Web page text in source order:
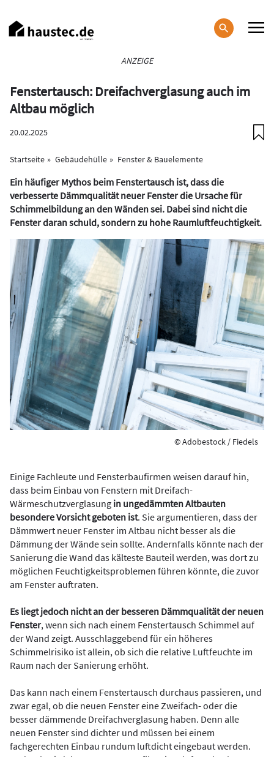
zum
Inhalt
ANZEIGE
Fenstertausch: Dreifachverglasung auch im
Altbau möglich
20.02.2025
Startseite Gebäudehülle Fenster & Bauelemente
Ein häufiger Mythos beim Fenstertausch ist, dass die
verbesserte Dämmqualität neuer Fenster die Ursache für
Schimmelbildung an den Wänden sei. Dabei sind nicht die
Fenster daran schuld, sondern zu hohe Raumluftfeuchtigkeit.
© Adobestock / Fiedels
Einige Fachleute und Fensterbaufirmen weisen darauf hin,
dass beim Einbau von Fenstern mit Dreifach-
Wärmeschutzverglasung in ungedämmten Altbauten
besondere Vorsicht geboten ist. Sie argumentieren, dass der
Dämmwert neuer Fenster im Altbau nicht besser als die
Dämmung der Wände sein sollte. Andernfalls könnte nach der
Sanierung die Wand das kälteste Bauteil werden, was dort zu
möglichen Feuchtigkeitsproblemen führen könnte, die zuvor
am Fenster auftraten.
Es liegt jedoch nicht an der besseren Dämmqualität der neuen
Fenster, wenn sich nach einem Fenstertausch Schimmel auf
der Wand zeigt. Ausschlaggebend für ein höheres
Schimmelrisiko ist allein, ob sich die relative Luftfeuchte im
Raum nach der Sanierung erhöht.
Das kann nach einem Fenstertausch durchaus passieren, und
zwar egal, ob die neuen Fenster eine Zweifach- oder die
besser dämmende Dreifachverglasung haben. Denn alle
neuen Fenster sind dichter und müssen bei einem
fachgerechten Einbau rundum luftdicht eingebaut werden.